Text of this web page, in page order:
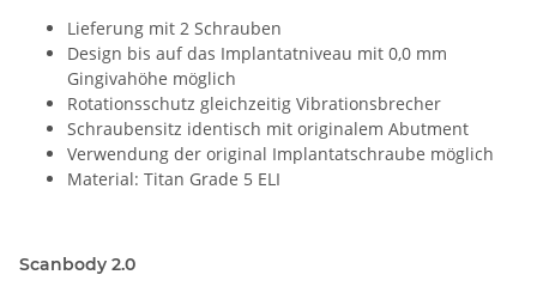
Lieferung mit 2 Schrauben
Design bis auf das Implantatniveau mit 0,0 mm
Gingivahöhe möglich
Rotationsschutz gleichzeitig Vibrationsbrecher
Schraubensitz identisch mit originalem Abutment
Verwendung der original Implantatschraube möglich
Material: Titan Grade 5 ELI
Scanbody 2.0